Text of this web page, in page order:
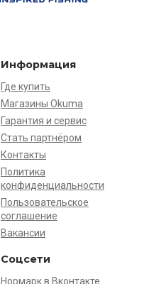
Информация
Где купить
Магазины Okuma
Гарантия и сервис
Стать партнёром
Контакты
Политика
конфиденциальности
Пользовательское
соглашение
Вакансии
Соцсети
Нормарк в Вконтакте